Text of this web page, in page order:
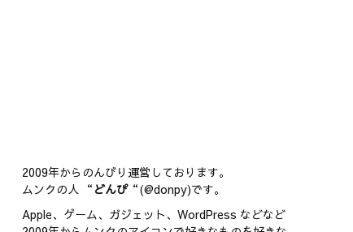
2009年からのんびり運営しております。
ムンクの人 “ どんぴ“(@donpy)です。
Apple、ゲーム、ガジェット、WordPress などなど